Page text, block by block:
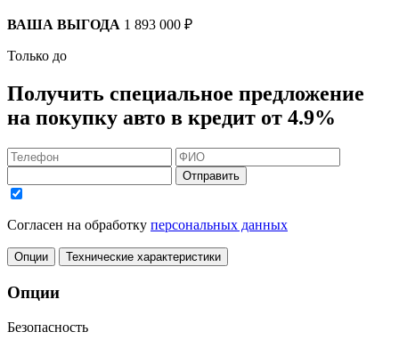
ВАША ВЫГОДА 1 893 000 ₽
Только до
Получить специальное предложение
на покупку авто в кредит от 4.9%
Отправить
Согласен на обработку персональных данных
Опции Технические характеристики
Опции
Безопасность